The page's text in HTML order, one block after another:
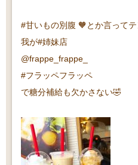
#甘いもの別腹 🧡とか言って
我が#姉妹店
@frappe_frappe_
#フラッペフラッペ
で糖分補給も欠かさない🤣